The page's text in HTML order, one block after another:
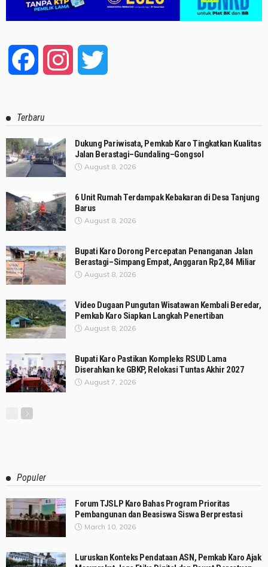
Facebook Instagram
Terbaru
Dukung Pariwisata, Pemkab Karo Tingkatkan Kualitas
Jalan Berastagi–Gundaling–Gongsol
August 8, 2026
6 Unit Rumah Terdampak Kebakaran di Desa Tanjung
Barus
August 8, 2026
Bupati Karo Dorong Percepatan Penanganan Jalan
Berastagi–Simpang Empat, Anggaran Rp2,84 Miliar
August 8, 2026
Video Dugaan Pungutan Wisatawan Kembali Beredar,
Pemkab Karo Siapkan Langkah Penertiban
August 8, 2026
Bupati Karo Pastikan Kompleks RSUD Lama
Diserahkan ke GBKP, Relokasi Tuntas Akhir 2027
August 7, 2026
Populer
Forum TJSLP Karo Bahas Program Prioritas
Pembangunan dan Beasiswa Siswa Berprestasi
March 10, 2026
Luruskan Konteks Pendataan ASN, Pemkab Karo Ajak